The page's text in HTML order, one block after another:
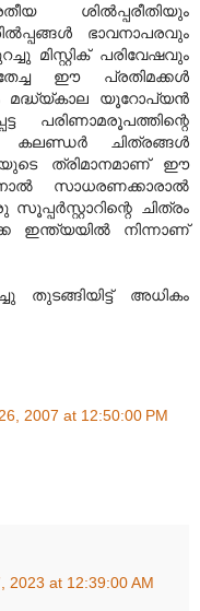
ശില്‍പ്പരീതിയും
ഭാവനാപരവും
മിസ്റ്റിക് പരിവേഷവും
ഈ പ്രതിമക്കള്‍
മദ്ധ്യ്കാല യൂറോപ്യന്‍
പരിണാമരൂപത്തിന്റെ
കലണ്ഡര്‍ ചിത്രങ്ങള്‍
ത്രിമാനമാണ് ഈ
സാധരണക്കാരാല്‍
ചിത്രം
ഇന്ത്യയില്‍ നിന്നാണ്
തുടങ്ങിയിട്ട് അധികം
2007 at 12:50:00 PM
2023 at 12:39:00 AM